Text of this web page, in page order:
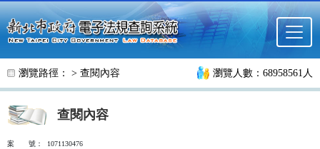
跳至主要內容
瀏覽路徑： > 查閱內容 瀏覽人數：68958561人
查閱內容
案 號：
1071130476